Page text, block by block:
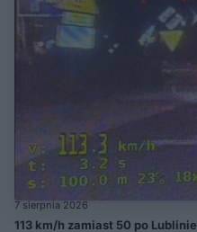
7 sierpnia 2026
113 km/h zamiast 50 po